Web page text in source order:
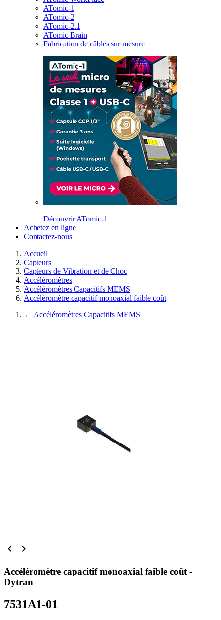
ATomic-1
ATomic-2
ATomic-2.1
ATomic Brain
Fabrication de câbles sur mesure
Découvrir ATomic-1
Achetez en ligne
Contactez-nous
Accueil
Capteurs
Capteurs de Vibration et de Choc
Accéléromètres
Accéléromètres Capacitifs MEMS
Accéléromètre capacitif monoaxial faible coût
← Accéléromètres Capacitifs MEMS
 
Accéléromètre capacitif monoaxial faible coût -
Dytran
7531A1-01